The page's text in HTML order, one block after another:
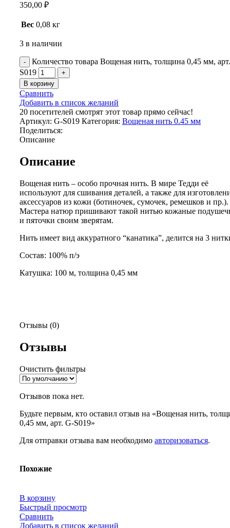
350,00 ₽
Вес 0,08 кг
3 в наличии
Количество товара Вощеная нить, толщина 0,45 мм,
S019
В корзину
Сравнить
Добавить в список желаний
20 посетителей смотрят этот товар прямо сейчас!
Артикул: G-S019 Категория: Вощеная нить 0.45 мм
Поделиться:
Описание
Описание
Вощеная нить – особо прочная нить. В мире Тедди её
используют для сшивания деталей, а также для
аксессуаров из кожи (ботиночек, сумочек, ремешков и пр.).
Мастера натюр пришивают такой нитью кожаные
и пяточки своим зверятам.
Нить имеет вид аккуратного “канатика”, делится на 3
Состав: 100% п/э
Катушка: 100 м, толщина 0,45 мм
Отзывы (0)
Отзывы
Очистить фильтры
Отзывов пока нет.
Будьте первым, кто оставил отзыв на «Вощеная нить,
0,45 мм, арт. G-S019»
Для отправки отзыва вам необходимо авторизоваться.
Похожие
В корзину
Быстрый просмотр
Сравнить
Добавить в список желаний